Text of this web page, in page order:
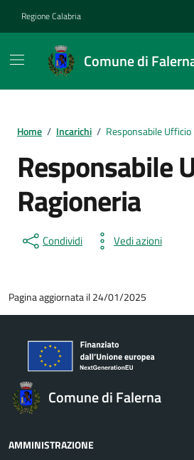
Regione Calabria
Comune di
Home / Incarichi / Responsabile
Responsabile
Ragioneria
Condividi Vedi azioni
Pagina aggiornata il 24/01/2025
Comune di Falerna
AMMINISTRAZIONE